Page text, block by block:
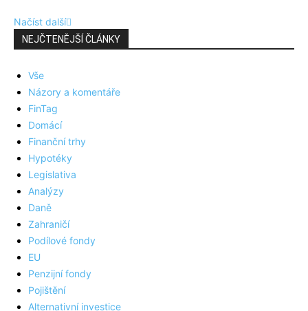
Načíst další
NEJČTENĚJŠÍ ČLÁNKY
Vše
Názory a komentáře
FinTag
Domácí
Finanční trhy
Hypotéky
Legislativa
Analýzy
Daně
Zahraničí
Podílové fondy
EU
Penzijní fondy
Pojištění
Alternativní investice